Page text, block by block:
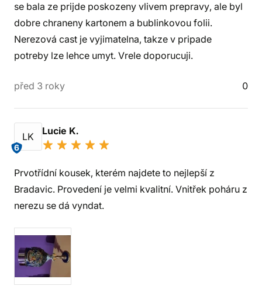
se bala ze prijde poskozeny vlivem prepravy, ale byl
dobre chraneny kartonem a bublinkovou folii.
Nerezová cast je vyjimatelna, takze v pripade
potreby lze lehce umyt. Vrele doporucuji.
před 3 roky 0
LK
6
Lucie K.
Prvotřídní kousek, kterém najdete to nejlepší z
Bradavic. Provedení je velmi kvalitní. Vnitřek poháru z
nerezu se dá vyndat.